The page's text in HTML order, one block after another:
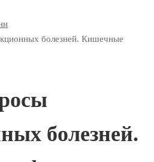
болезней. Кишечные
болезней.